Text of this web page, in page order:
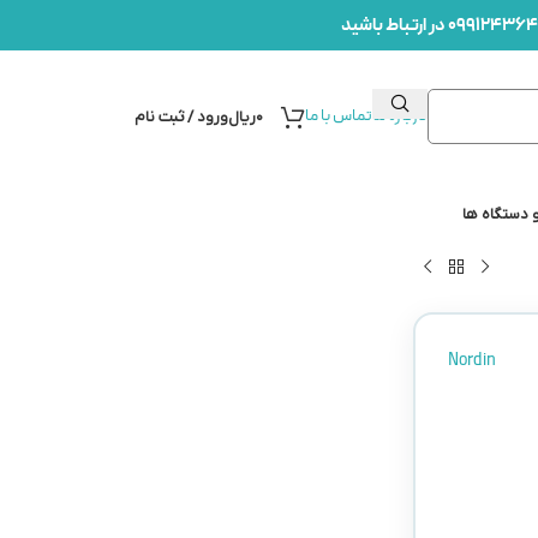
درباره ماتماس با ما ۰ریالورود / ثبت نام
دستگاه ها
Nordin